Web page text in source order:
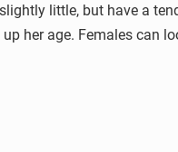
little, but have a
her age. Females can